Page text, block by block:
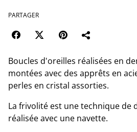
PARTAGER
Boucles d'oreilles réalisées en
montées avec des apprêts en
perles en cristal assorties.
La frivolité est une technique de
réalisée avec une navette.